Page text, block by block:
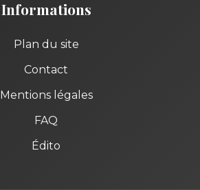
Informations
Plan du site
Contact
Mentions légales
FAQ
Édito